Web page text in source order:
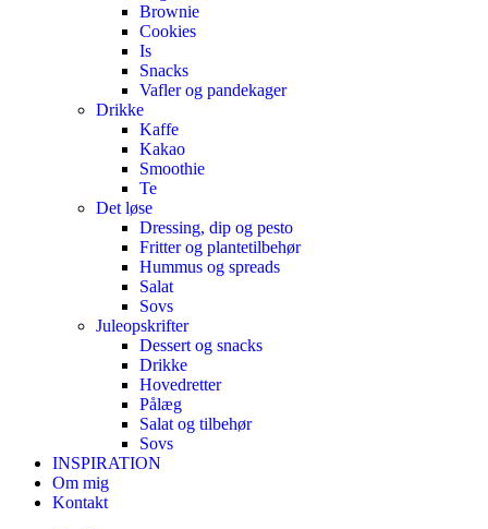
Brownie
Cookies
Is
Snacks
Vafler og pandekager
Drikke
Kaffe
Kakao
Smoothie
Te
Det løse
Dressing, dip og pesto
Fritter og plantetilbehør
Hummus og spreads
Salat
Sovs
Juleopskrifter
Dessert og snacks
Drikke
Hovedretter
Pålæg
Salat og tilbehør
Sovs
INSPIRATION
Om mig
Kontakt